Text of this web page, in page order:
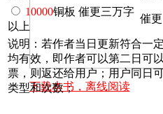
10000铜板 催更三万字
以上
催更
说明：若作者当日更新符合一
均有效，即作者可以第二日可
票，则返还给用户；用户同日
类型和次数；
下载本书，离线阅读